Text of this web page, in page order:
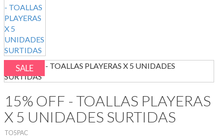
SALE
15% OFF - TOALLAS PLAYERAS
X 5 UNIDADES SURTIDAS
TO5PAC